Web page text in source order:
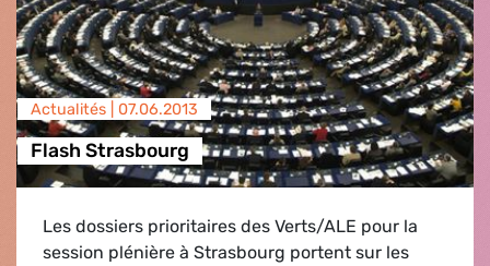
Actualités | 07.06.2013
Flash Strasbourg
Les dossiers prioritaires des Verts/ALE pour la
session plénière à Strasbourg portent sur les